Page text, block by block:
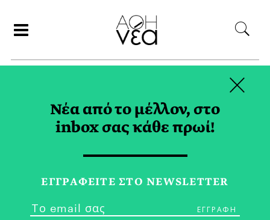
ΙΡΛΑΝΔΙΑ TAG
Νέα από το μέλλον, στο
inbox σας κάθε πρωί!
ΕΓΓPΑΦΕΙΤΕ ΣΤΟ NEWSLETTER
×